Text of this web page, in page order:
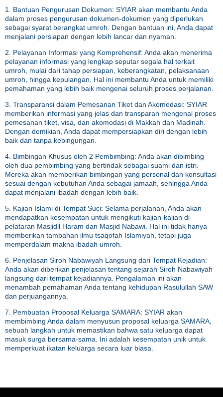
1. Bantuan Pengurusan Dokumen: SYIAR akan membantu Anda
dalam proses pengurusan dokumen-dokumen yang diperlukan
sebagai syarat berangkat umroh. Dengan bantuan ini, Anda dapat
menjalani persiapan dengan lebih lancar dan nyaman.
2. Pelayanan Informasi yang Komprehensif: Anda akan menerima
pelayanan informasi yang lengkap seputar segala hal terkait
umroh, mulai dari tahap persiapan, keberangkatan, pelaksanaan
umroh, hingga kepulangan. Hal ini membantu Anda untuk memiliki
pemahaman yang lebih baik mengenai seluruh proses perjalanan.
3. Transparansi dalam Pemesanan Tiket dan Akomodasi: SYIAR
memberikan informasi yang jelas dan transparan mengenai proses
pemesanan tiket, visa, dan akomodasi di Makkah dan Madinah.
Dengan demikian, Anda dapat mempersiapkan diri dengan lebih
baik dan tanpa kebingungan.
4. Bimbingan Khusus oleh 2 Pembimbing: Anda akan dibimbing
oleh dua pembimbing yang bertindak sebagai suami dan istri.
Mereka akan memberikan bimbingan yang personal dan konsultasi
sesuai dengan kebutuhan Anda sebagai jamaah, sehingga Anda
dapat menjalani ibadah dengan lebih baik.
5. Kajian Islami di Tempat Suci: Selama perjalanan, Anda akan
mendapatkan kesempatan untuk mengikuti kajian-kajian di
pelataran Masjidil Haram dan Masjid Nabawi. Hal ini tidak hanya
memberikan tambahan ilmu tsaqofah Islamiyah, tetapi juga
memperdalam makna ibadah umroh.
6. Penjelasan Siroh Nabawiyah Langsung dari Tempat Kejadian:
Anda akan diberikan penjelasan tentang sejarah Siroh Nabawiyah
langsung dari tempat kejadiannya. Pengalaman ini akan
menambah pemahaman Anda tentang kehidupan Rasulullah SAW
dan perjuangannya.
7. Pembuatan Proposal Keluarga SAMARA: SYIAR akan
membimbing Anda dalam menyusun proposal keluarga SAMARA,
sebuah langkah untuk memastikan bahwa satu keluarga dapat
masuk surga bersama-sama. Ini adalah kesempatan unik untuk
memperkuat ikatan keluarga secara luar biasa.